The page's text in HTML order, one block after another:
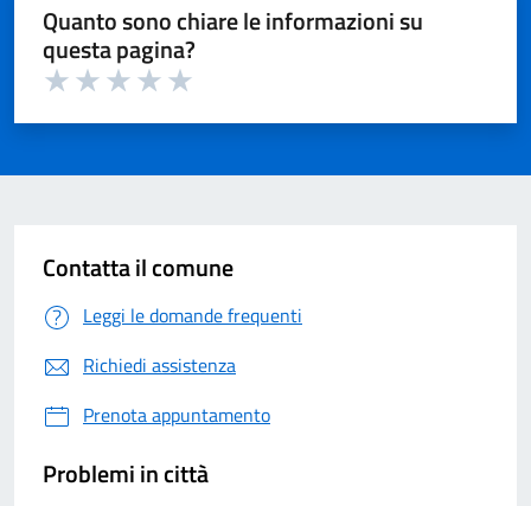
Quanto sono chiare le informazioni su
questa pagina?
Contatta il comune
Leggi le domande frequenti
Richiedi assistenza
Prenota appuntamento
Problemi in città